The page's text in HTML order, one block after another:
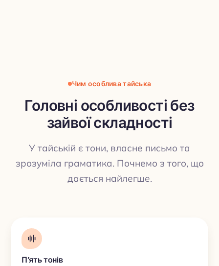
Чим особлива тайська
Головні особливості без
зайвої складності
У тайській є тони, власне письмо та
зрозуміла граматика. Почнемо з того, що
дається найлегше.
П’ять тонів